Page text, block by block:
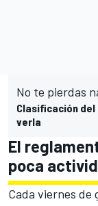
No te pierdas
Clasificación del
verla
El
poca
Cada viernes de